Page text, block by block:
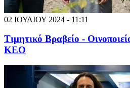
02 ΙΟΥΛΙΟΥ 2024 - 11:11
Τιμητικό Βραβείο -
ΚΕΟ